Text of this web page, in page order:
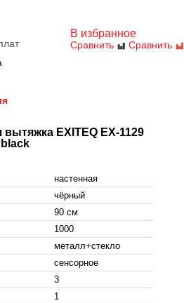
В избранное
Сравнить Сравнить
EXITEQ EX-1129
black
настенная
чёрный
90 см
1000
металл+стекло
сенсорное
3
1